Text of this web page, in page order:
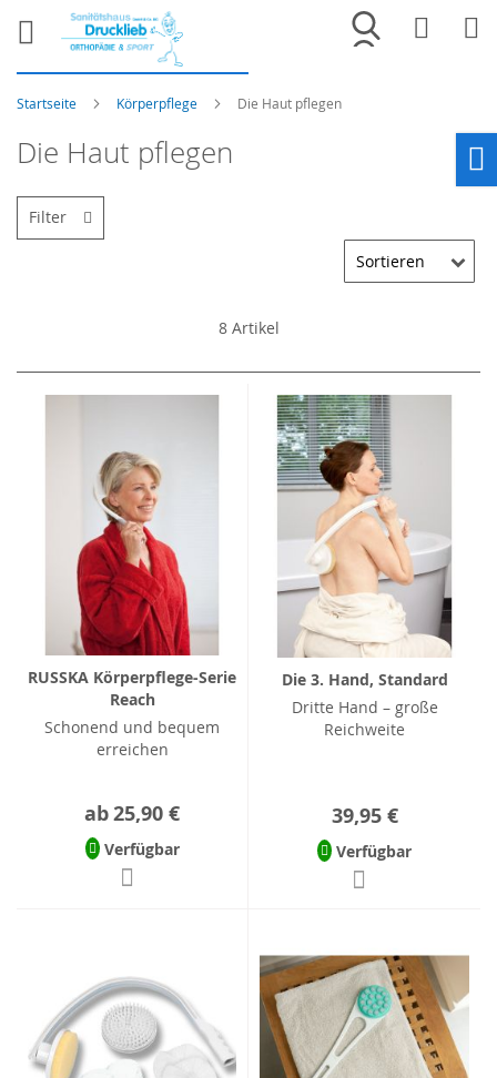
Merkliste
Startseite Körperpflege Die Haut pflegen
Die Haut pflegen
8Artikel
RUSSKA Körperpflege-Serie
Reach
Schonend und bequem
erreichen
ab25,90 €
Verfügbar
Die 3. Hand, Standard
Dritte Hand – große
Reichweite
39,95 €
Verfügbar
Filter